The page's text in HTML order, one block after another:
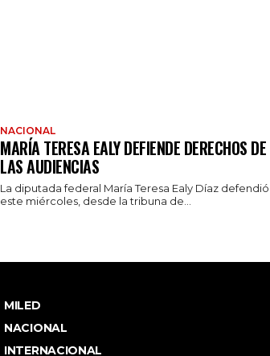
NACIONAL
MARÍA TERESA EALY DEFIENDE DERECHOS DE
LAS AUDIENCIAS
La diputada federal María Teresa Ealy Díaz defendió
este miércoles, desde la tribuna de...
MILED
NACIONAL
INTERNACIONAL